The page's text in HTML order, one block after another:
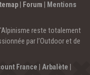
| Forum
Mentions
reste totalement
par l’Outdoor et de
France Arbalète